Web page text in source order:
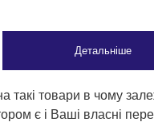
Детальніше
такі товари в чому
є і Ваші власні